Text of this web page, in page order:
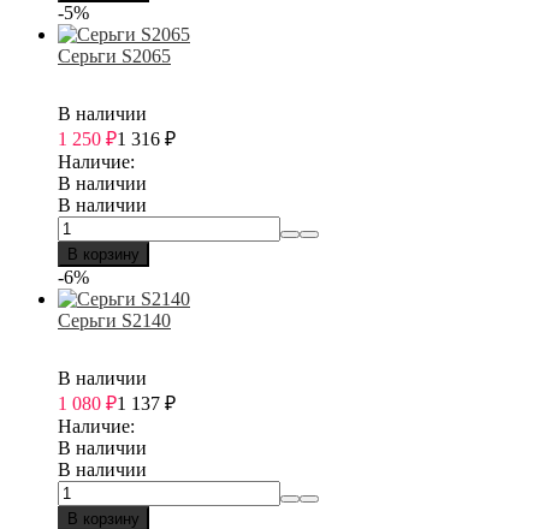
-5%
Серьги S2065
В наличии
1 250 ₽1 316 ₽
Наличие:
В наличии
В наличии
В корзину
-6%
Серьги S2140
В наличии
1 080 ₽1 137 ₽
Наличие:
В наличии
В наличии
В корзину